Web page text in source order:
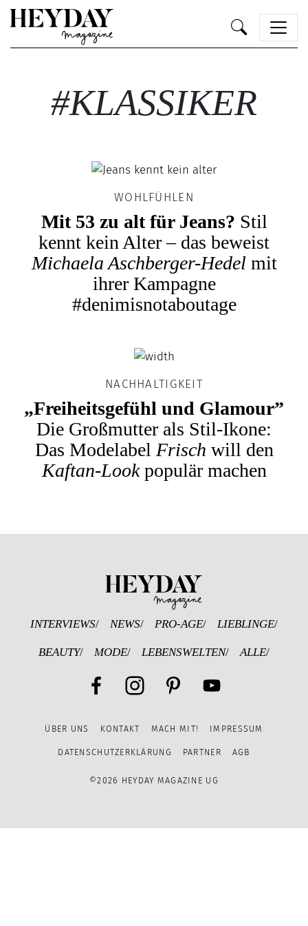
#KLASSIKER
WOHLFÜHLEN
Mit 53 zu alt für Jeans? Stil
kennt kein Alter – das beweist
Michaela Aschberger-Hedel mit
ihrer Kampagne
#denimisnotaboutage
NACHHALTIGKEIT
„Freiheitsgefühl und Glamour”
Die Großmutter als Stil-Ikone:
Das Modelabel Frisch will den
Kaftan-Lookpopulär machen
INTERVIEWS NEWS PRO-AGE LIEBLINGE
BEAUTY MODE LEBENSWELTEN ALLE
Channel
ÜBER UNS KONTAKT MACH MIT! IMPRESSUM
DATENSCHUTZERKLÄRUNG PARTNER AGB
©2026 HEYDAY MAGAZINE UG